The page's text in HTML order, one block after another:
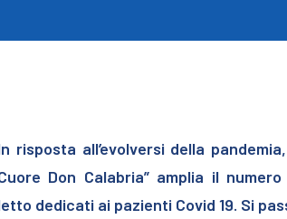
risposta all’evolversi della
Don Calabria” amplia il
dedicati ai pazienti Covid 19. Si